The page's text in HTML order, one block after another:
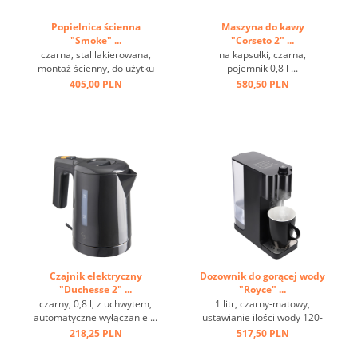
Popielnica ścienna
"Smoke" ...
czarna, stal lakierowana,
montaż ścienny, do użytku
zewnętrznego ...
405,00 PLN
Maszyna do kawy
"Corseto 2" ...
na kapsułki, czarna,
pojemnik 0,8 l ...
580,50 PLN
Czajnik elektryczny
"Duchesse 2" ...
czarny, 0,8 l, z uchwytem,
automatyczne wyłączanie ...
218,25 PLN
Dozownik do gorącej wody
"Royce" ...
1 litr, czarny-matowy,
ustawianie ilości wody 120-
220 ml ...
517,50 PLN